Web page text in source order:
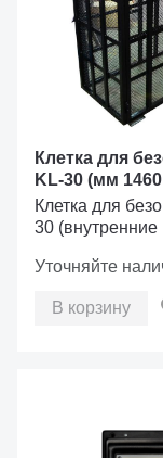
Клетка для
KL-30 (мм
Клетка для
30
Уточняйте
В корзину